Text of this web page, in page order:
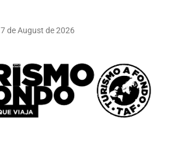
7 de August de 2026